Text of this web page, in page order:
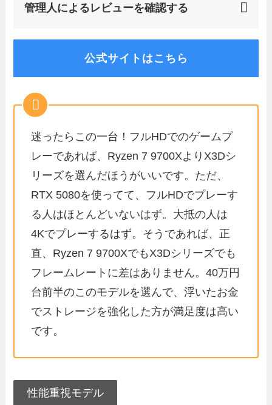
管理人によるレビューを確認する
公式サイトはこちら
迷ったらこの一台！フルHDでのゲームプ
レーであれば、Ryzen 7 9700XよりX3Dシ
リーズを選んだほうがいいです。ただ、
RTX 5080を使ってて、フルHDでプレーす
る人はほとんどいないはず。大抵の人は
4Kでプレーするはず。そうであれば、正
直、Ryzen 7 9700XでもX3Dシリーズでも
フレームレートに差はありません。40万円
台前半のこのモデルを選んで、浮いたお金
でストレージを強化した方が満足度は高い
です。
性能重視モデル